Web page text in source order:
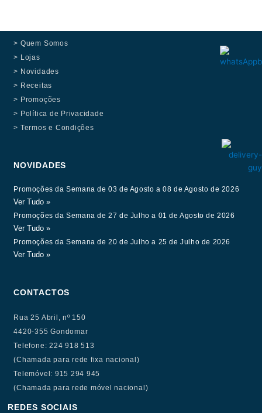
> Quem Somos
> Lojas
> Novidades
> Receitas
> Promoções
> Política de Privacidade
> Termos e Condições
NOVIDADES
Promoções da Semana de 03 de Agosto a 08 de Agosto de 2026
Ver Tudo »
Promoções da Semana de 27 de Julho a 01 de Agosto de 2026
Ver Tudo »
Promoções da Semana de 20 de Julho a 25 de Julho de 2026
Ver Tudo »
CONTACTOS
Rua 25 Abril, nº 150
4420-355 Gondomar
Telefone: 224 918 513
(Chamada para rede fixa nacional)
Telemóvel: 915 294 945
(Chamada para rede móvel nacional)
REDES SOCIAIS